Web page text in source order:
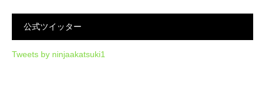
公式ツイッター
Tweets by ninjaakatsuki1